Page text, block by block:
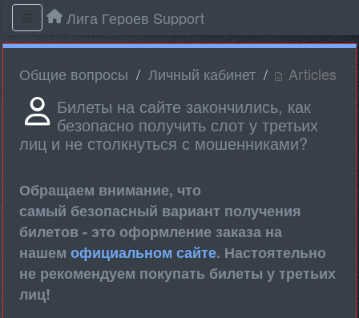
Лига Героев Support
Общие вопросы Личный кабинет Articles
Билеты на сайте закончились, как
безопасно получить слот у третьих
лиц и не столкнуться с мошенниками?
Обращаем внимание, что
самый безопасный вариант получения
билетов - это оформление заказа на
нашем официальном сайте. Настоятельно
не рекомендуем покупать билеты у третьих
лиц!